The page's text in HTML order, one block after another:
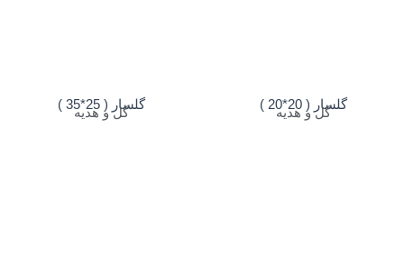
گلسار ( 20*20 )
گل و هدیه
گلسار ( 25*35 )
گل و هدیه